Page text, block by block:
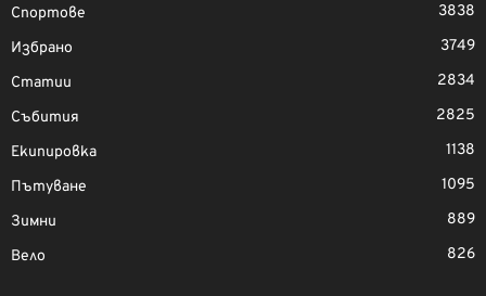
Спортове
3838
Избрано
3749
Статии
2834
Събития
2825
Екипировка
1138
Пътуване
1095
Зимни
889
Вело
826